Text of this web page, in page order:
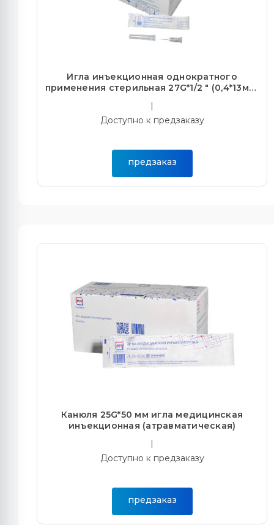
Игла инъекционная однократного
применения стерильная 27G*1/2 " (0,4*13мм)
|
Доступно к предзаказу
предзаказ
Канюля 25G*50 мм игла медицинская
инъекционная (атравматическая)
|
Доступно к предзаказу
предзаказ